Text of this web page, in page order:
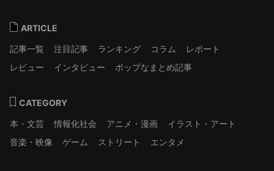
ARTICLE
記事一覧
注目記事 ランキング コラム
レポート
レビュー
インタビュー ポップなまとめ記事
CATEGORY
本・文芸
情報化社会 アニメ・漫画
イラスト・アート
音楽・映像
ゲーム ストリート エンタメ